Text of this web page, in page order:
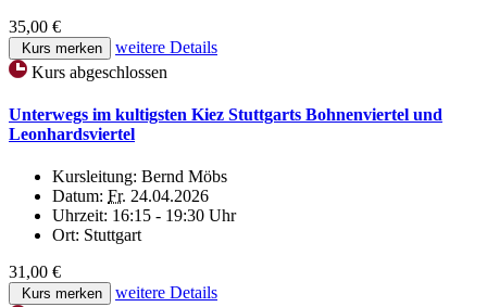
35,00 €
Kurs merken
weitere Details
Kurs abgeschlossen
Unterwegs im kultigsten Kiez Stuttgarts Bohnenviertel und
Leonhardsviertel
Kursleitung: Bernd Möbs
Datum: Fr. 24.04.2026
Uhrzeit: 16:15 - 19:30 Uhr
Ort: Stuttgart
31,00 €
Kurs merken
weitere Details